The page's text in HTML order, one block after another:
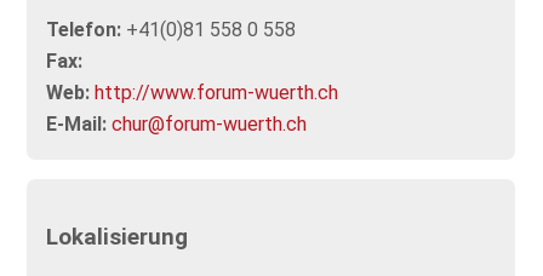
Telefon: +41(0)81 558 0 558
Fax:
Web: http://www.forum-wuerth.ch
E-Mail: chur@forum-wuerth.ch
Lokalisierung